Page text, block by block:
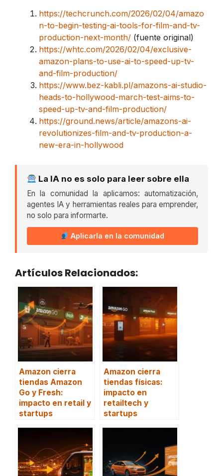
https://techcrunch.com/2026/02/04/amazo
n-to-begin-testing-ai-tools-for-film-and-tv-
production-next-month/ (fuente original)
https://whtc.com/2026/02/04/exclusive-
amazon-plans-to-use-ai-to-speed-up-tv-
and-film-production/
https://www.bez-kabli.pl/amazons-ai-studio-
heads-to-hollywood-march-test-aims-to-
speed-up-tv-and-film-production/
https://ground.news/article/amazons-ai-
revolutionizes-film-and-tv-production-a-
new-era-in-hollywood
La IA no es solo para leer sobre ella
En la comunidad la aplicamos: automatización,
agentes IA y herramientas reales para emprender,
no solo para informarte.
Aplicarla en la comunidad
Artículos Relacionados:
Amazon cierra
tiendas Amazon
Go y Fresh:
impacto en retail y
startups
Amazon cierra
tiendas físicas:
impacto en
retailtech y
startups